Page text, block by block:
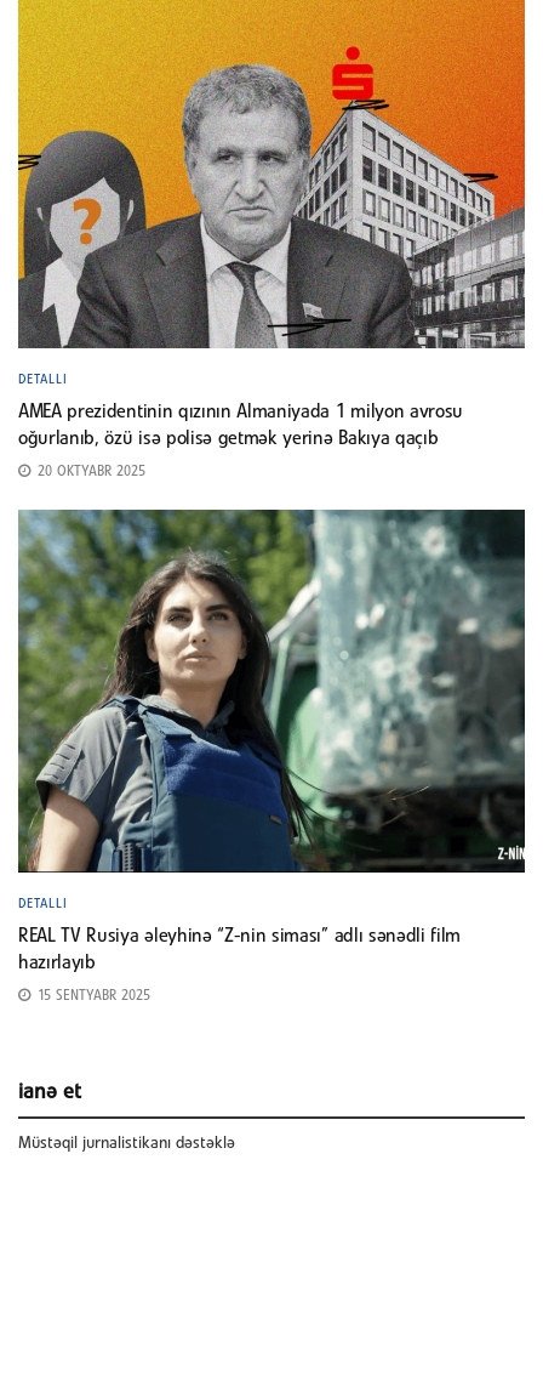
DETALLI
AMEA prezidentinin qızının Almaniyada 1 milyon avrosu
oğurlanıb, özü isə polisə getmək yerinə Bakıya qaçıb
20 OKTYABR 2025
DETALLI
REAL TV Rusiya əleyhinə “Z-nin siması” adlı sənədli film
hazırlayıb
15 SENTYABR 2025
ianə et
Müstəqil jurnalistikanı dəstəklə